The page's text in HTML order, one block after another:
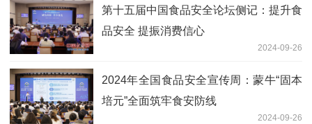
第十五届中国食品安全论坛侧记：提升食
品安全 提振消费信心
2024-09-26
2024年全国食品安全宣传周：蒙牛“固本
培元”全面筑牢食安防线
2024-09-26